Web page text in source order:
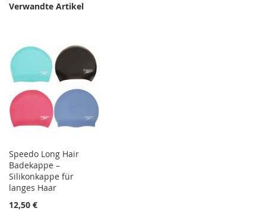
Verwandte Artikel
Speedo Long Hair
Badekappe –
Silikonkappe für
langes Haar
12,50 €